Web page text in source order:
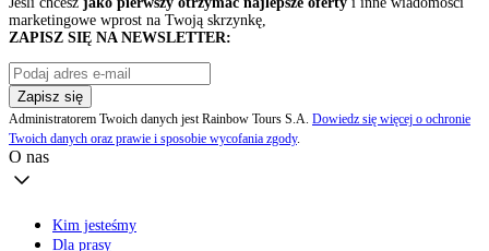
marketingowe wprost na Twoją skrzynkę,
ZAPISZ SIĘ NA NEWSLETTER:
Zapisz się
Administratorem Twoich danych jest Rainbow Tours S.A. Dowiedz się więcej o ochronie
Twoich danych oraz prawie i sposobie wycofania zgody.
O nas
Kim jesteśmy
Dla prasy